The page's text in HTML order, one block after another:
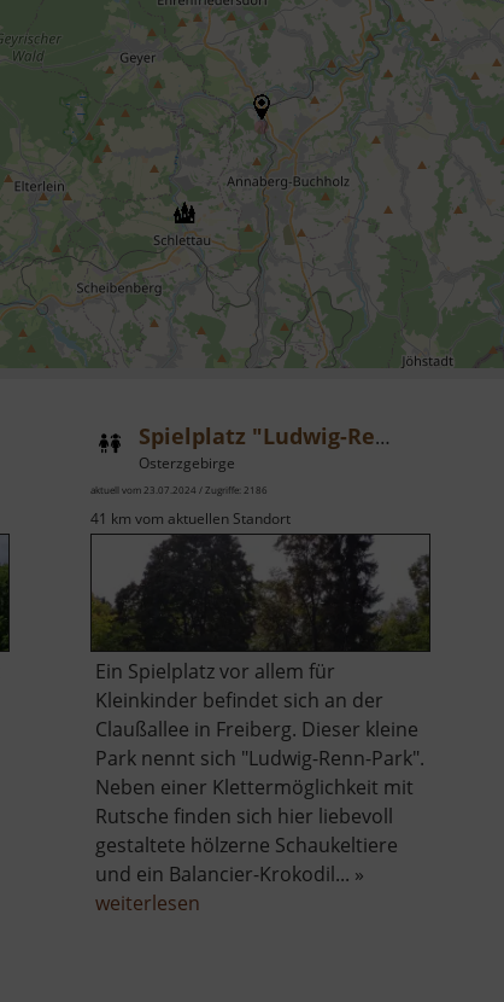
Spielplatz "Ludwig-Renn-Park"
Osterzgebirge
aktuell vom 23.07.2024 / Zugriffe: 2186
41 km vom aktuellen Standort
Ein Spielplatz vor allem für
Kleinkinder befindet sich an der
Claußallee in Freiberg. Dieser kleine
Park nennt sich "Ludwig-Renn-Park".
Neben einer Klettermöglichkeit mit
Rutsche finden sich hier liebevoll
gestaltete hölzerne Schaukeltiere
und ein Balancier-Krokodil... »
weiterlesen